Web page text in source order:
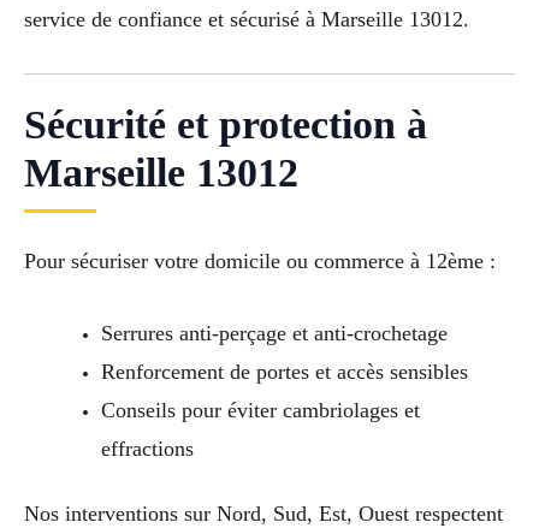
service de confiance et sécurisé à Marseille 13012.
Sécurité et protection à
Marseille 13012
Pour sécuriser votre domicile ou commerce à 12ème :
Serrures anti-perçage et anti-crochetage
Renforcement de portes et accès sensibles
Conseils pour éviter cambriolages et
effractions
Nos interventions sur Nord, Sud, Est, Ouest respectent